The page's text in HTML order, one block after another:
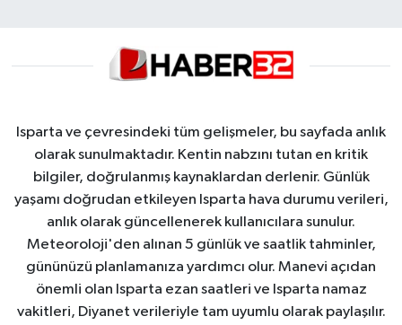
Isparta ve çevresindeki tüm gelişmeler, bu sayfada anlık
olarak sunulmaktadır. Kentin nabzını tutan en kritik
bilgiler, doğrulanmış kaynaklardan derlenir. Günlük
yaşamı doğrudan etkileyen Isparta hava durumu verileri,
anlık olarak güncellenerek kullanıcılara sunulur.
Meteoroloji'den alınan 5 günlük ve saatlik tahminler,
gününüzü planlamanıza yardımcı olur. Manevi açıdan
önemli olan Isparta ezan saatleri ve Isparta namaz
vakitleri, Diyanet verileriyle tam uyumlu olarak paylaşılır.